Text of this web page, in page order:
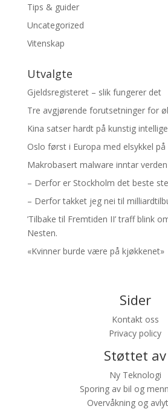
Tips & guider
Uncategorized
Vitenskap
Utvalgte
Gjeldsregisteret – slik fungerer det
Tre avgjørende forutsetninger for
Kina satser hardt på kunstig
Oslo først i Europa med elsykkel på
Makrobasert malware inntar verden
– Derfor er Stockholm det beste
– Derfor takket jeg nei til
’Tilbake til Fremtiden II’ traff blink
Nesten.
«Kvinner burde være på kjøkkenet»
Sider
Kontakt oss
Privacy policy
Støttet av
Ny Teknologi
Sporing av bil og
Overvåkning og